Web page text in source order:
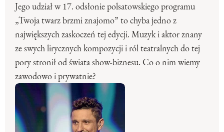
Jego udział w 17. odsłonie polsatowskiego programu
„Twoja twarz brzmi znajomo” to chyba jedno z
największych zaskoczeń tej edycji. Muzyk i aktor znany
ze swych lirycznych kompozycji i ról teatralnych do tej
pory stronił od świata show-biznesu. Co o nim wiemy
zawodowo i prywatnie?